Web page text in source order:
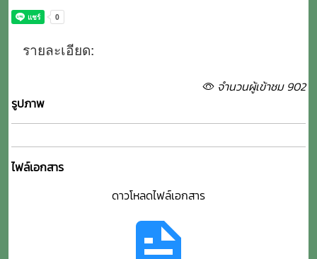
รายละเอียด:
จำนวนผู้เข้าชม 902
รูปภาพ
ไฟล์เอกสาร
ดาวโหลดไฟล์เอกสาร